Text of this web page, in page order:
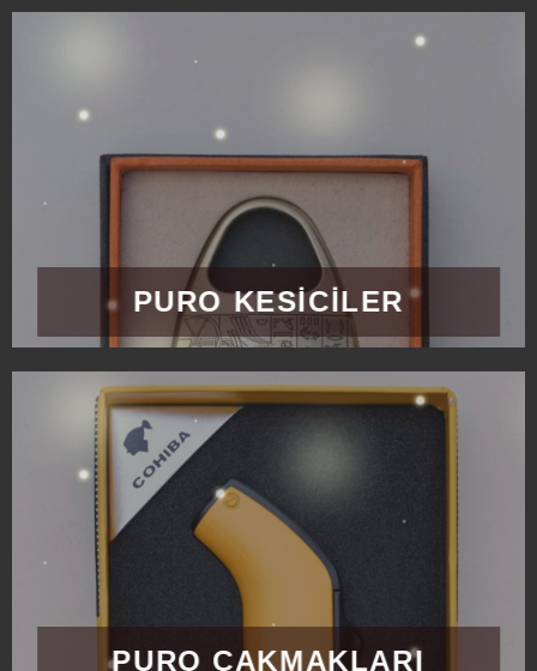
PURO KESİCİLER
PURO ÇAKMAKLARI